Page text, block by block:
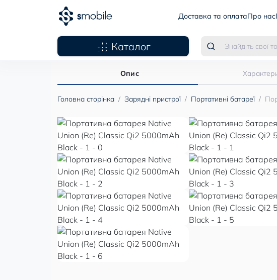
Доставка та оплатаПро нас
Каталог
Головна сторінка Зарядні пристрої Портативні батареї
Опис